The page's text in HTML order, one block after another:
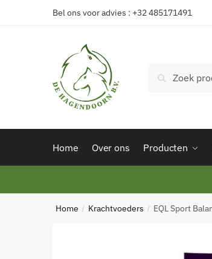
Bel ons voor advies : +32 485171491
naar:
Home Over ons Producten
Home / Krachtvoeders / EQL Sport